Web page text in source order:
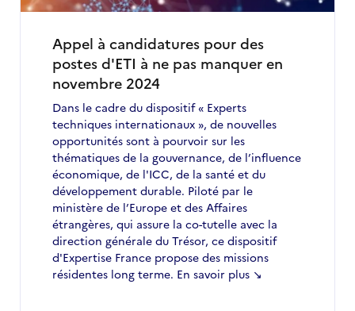
manquer
décembre
2024
Appel à candidatures pour des
postes d'ETI à ne pas manquer en
novembre 2024
Dans le cadre du dispositif « Experts
techniques internationaux », de nouvelles
opportunités sont à pourvoir sur les
thématiques de la gouvernance, de l’influence
économique, de l'ICC, de la santé et du
développement durable. Piloté par le
ministère de l’Europe et des Affaires
étrangères, qui assure la co-tutelle avec la
direction générale du Trésor, ce dispositif
d'Expertise France propose des missions
résidentes long terme. En savoir plus ↘